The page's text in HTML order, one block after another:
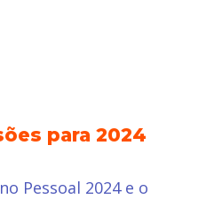
para 2024
Pessoal 2024 e o